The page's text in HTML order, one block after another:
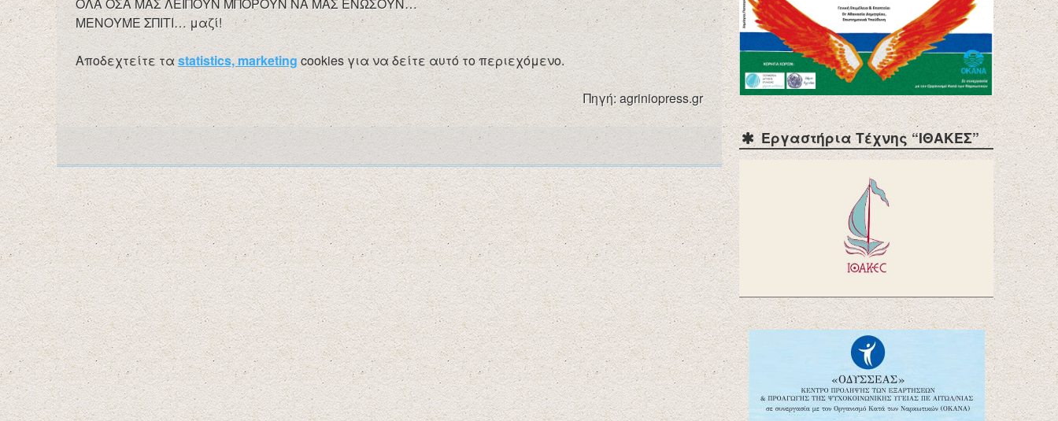
ΜΕΝΟΥΜΕ ΣΠΙΤΙ… μαζί!
Αποδεχτείτε ταstatistics, marketingcookies για να δείτε αυτό το περιεχόμενο.
Πηγή: agriniopress.gr
Εργαστήρια Τέχνης “ΙΘΑΚΕΣ”